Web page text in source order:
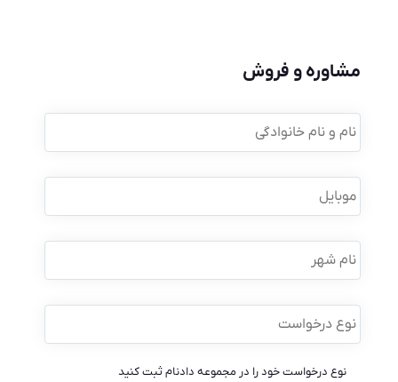
مشاوره و فروش
نام
و
نام
موبایل *
نام
شهر
نوع
درخواست *
نوع درخواست خود را در مجموعه دادنام ثبت کنید